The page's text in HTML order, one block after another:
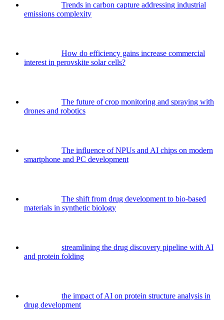
Trends in carbon capture addressing industrial
emissions complexity
How do efficiency gains increase commercial
interest in perovskite solar cells?
The future of crop monitoring and spraying with
drones and robotics
The influence of NPUs and AI chips on modern
smartphone and PC development
The shift from drug development to bio-based
materials in synthetic biology
streamlining the drug discovery pipeline with AI
and protein folding
the impact of AI on protein structure analysis in
drug development